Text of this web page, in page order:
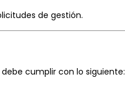
de gestión.
cumplir con lo siguiente: